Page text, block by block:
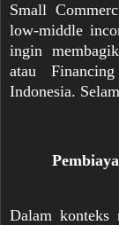
Small
low-middle
ingin
atau
Indonesia.
Dalam konteks